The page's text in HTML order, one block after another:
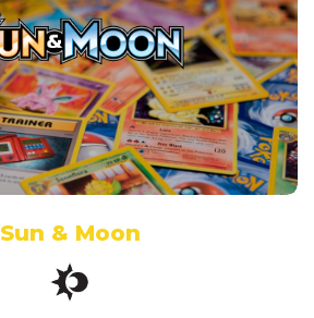
Sun & Moon